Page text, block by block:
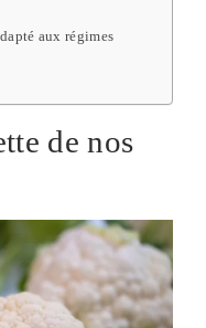
aux régimes
de nos